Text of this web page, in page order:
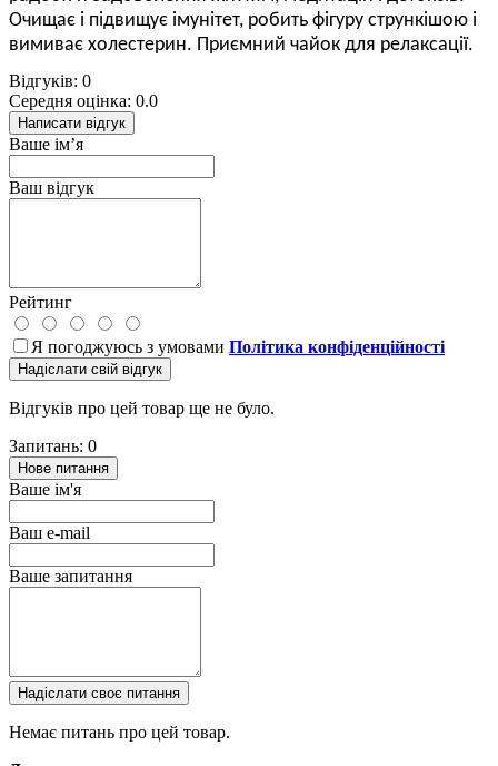
Очищає і підвищує імунітет, робить фігуру стрункішою і
вимиває холестерин. Приємний чайок для релаксації.
Відгуків: 0
Середня оцінка: 0.0
Написати відгук
Ваше ім’я
Ваш відгук
Рейтинг
Я погоджуюсь з умовами Політика конфіденційності
Надіслати свій відгук
Відгуків про цей товар ще не було.
Запитань: 0
Нове питання
Ваше ім'я
Ваш e-mail
Ваше запитання
Надіслати своє питання
Немає питань про цей товар.